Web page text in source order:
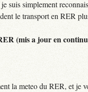
suis simplement
le transport en RER
(mis a jour en
la meteo du RER, et je